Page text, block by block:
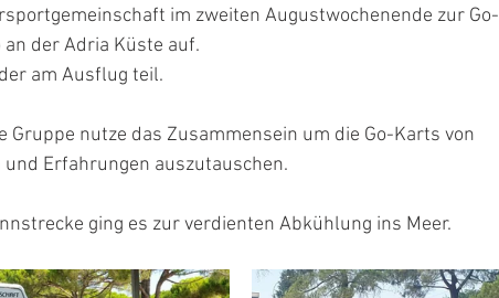
im zweiten Augustwochenende zur Go-
der Adria Küste auf.
am Ausflug teil.
nutze das Zusammensein um die Go-Karts von
Erfahrungen auszutauschen.
ging es zur verdienten Abkühlung ins Meer.